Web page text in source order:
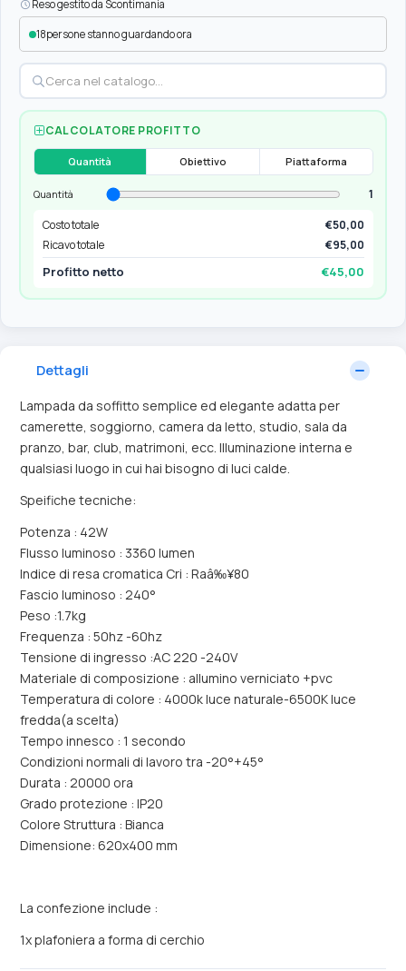
Reso gestito da Scontimania
18persone stanno guardando ora
CALCOLATORE PROFITTO
Quantità Obiettivo Piattaforma
Quantità
1
Costo totale
€50,00
Ricavo totale
€95,00
Profitto netto €45,00
Dettagli
Lampada da soffitto semplice ed elegante adatta per
camerette, soggiorno, camera da letto, studio, sala da
pranzo, bar, club, matrimoni, ecc. Illuminazione interna e
qualsiasi luogo in cui hai bisogno di luci calde.
Speifiche tecniche:
Potenza : 42W
Flusso luminoso : 3360 lumen
Indice di resa cromatica Cri : Raâ‰¥80
Fascio luminoso : 240°
Peso :1.7kg
Frequenza : 50hz -60hz
Tensione di ingresso :AC 220 -240V
Materiale di composizione : allumino verniciato +pvc
Temperatura di colore : 4000k luce naturale-6500K luce
fredda(a scelta)
Tempo innesco : 1 secondo
Condizioni normali di lavoro tra -20°+45°
Durata : 20000 ora
Grado protezione : IP20
Colore Struttura : Bianca
Dimensione: 620x400 mm
La confezione include :
1x plafoniera a forma di cerchio